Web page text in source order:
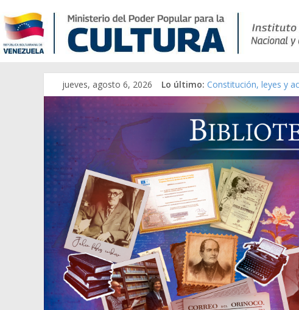
jueves, agosto 6, 2026 Lo último: Constitución, leyes y
Una Parálisis [material
Modesta Bor
Gaceta Oficial de la
Catálogo temático de